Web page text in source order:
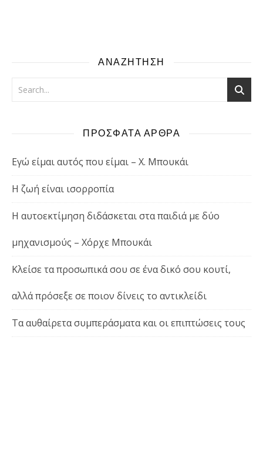
ΑΝΑΖΗΤΗΣΗ
ΠΡΟΣΦΑΤΑ ΑΡΘΡΑ
Εγώ είμαι αυτός που είμαι – Χ. Μπουκάι
Η ζωή είναι ισορροπία
Η αυτοεκτίμηση διδάσκεται στα παιδιά με δύο
μηχανισμούς – Χόρχε Μπουκάι
Κλείσε τα προσωπικά σου σε ένα δικό σου κουτί,
αλλά πρόσεξε σε ποιον δίνεις το αντικλείδι
Τα αυθαίρετα συμπεράσματα και οι επιπτώσεις τους